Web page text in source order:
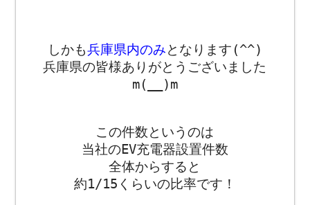
しかも兵庫県内のみとなります(^^)
兵庫県の皆様ありがとうございました
m(__)m
この件数というのは
当社のEV充電器設置件数
全体からすると
約1/15くらいの比率です！